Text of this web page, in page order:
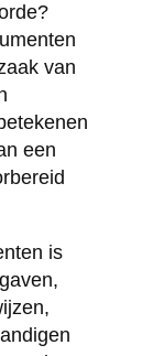
van
een
is